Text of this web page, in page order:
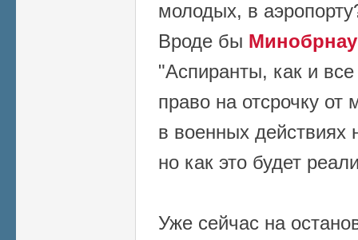
молодых, в
Вроде бы
"Аспиранты, как и
право на отсрочку от
в военных действиях
но как это будет
Уже сейчас на